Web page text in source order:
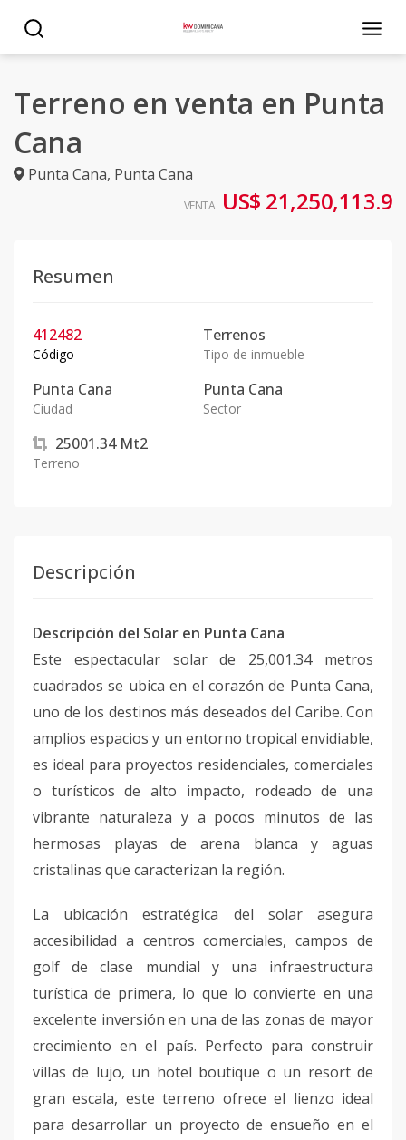
Terreno en venta en Punta
Cana
Punta Cana, Punta Cana
VENTA US$ 21,250,113.9
Resumen
412482
Código
Terrenos
Tipo de inmueble
Punta Cana
Ciudad
Punta Cana
Sector
25001.34 Mt2
Terreno
Descripción
Descripción del Solar en Punta Cana
Este espectacular solar de 25,001.34 metros
cuadrados se ubica en el corazón de Punta Cana,
uno de los destinos más deseados del Caribe. Con
amplios espacios y un entorno tropical envidiable,
es ideal para proyectos residenciales, comerciales
o turísticos de alto impacto, rodeado de una
vibrante naturaleza y a pocos minutos de las
hermosas playas de arena blanca y aguas
cristalinas que caracterizan la región.
La ubicación estratégica del solar asegura
accesibilidad a centros comerciales, campos de
golf de clase mundial y una infraestructura
turística de primera, lo que lo convierte en una
excelente inversión en una de las zonas de mayor
crecimiento en el país. Perfecto para construir
villas de lujo, un hotel boutique o un resort de
gran escala, este terreno ofrece el lienzo ideal
para desarrollar un proyecto de ensueño en el